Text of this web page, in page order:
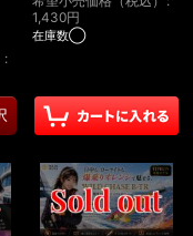
:
1,430円
在庫数◯